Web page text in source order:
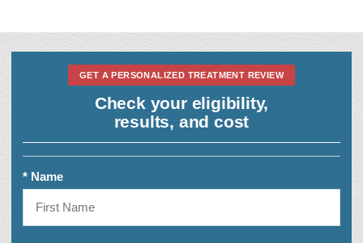
GET A PERSONALIZED TREATMENT REVIEW
Check your eligibility,
results, and cost
* Name